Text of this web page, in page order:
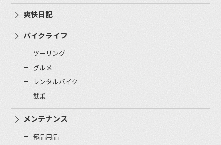
爽快日記
バイクライフ
ツーリング
グルメ
レンタルバイク
試乗
メンテナンス
部品用品